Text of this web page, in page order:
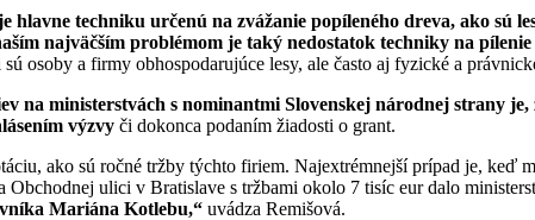
techniku určenú na zvážanie popíleného dreva, ako sú
najväčším problémom je taký nedostatok techniky na
osoby a firmy obhospodarujúce lesy, ale často aj fyzické a
na ministerstvách s nominantmi Slovenskej národnej strany
výzvy či dokonca podaním žiadosti o grant.
ako sú ročné tržby týchto firiem. Najextrémnejší prípad je, keď
ulici v Bratislave s tržbami okolo 7 tisíc eur dalo
Mariána Kotlebu,“ uvádza Remišová.